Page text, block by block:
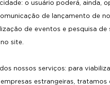
o usuário poderá, ainda,
de lançamento de
de eventos e pesquisa
site.
nossos serviços: para
estrangeiras,